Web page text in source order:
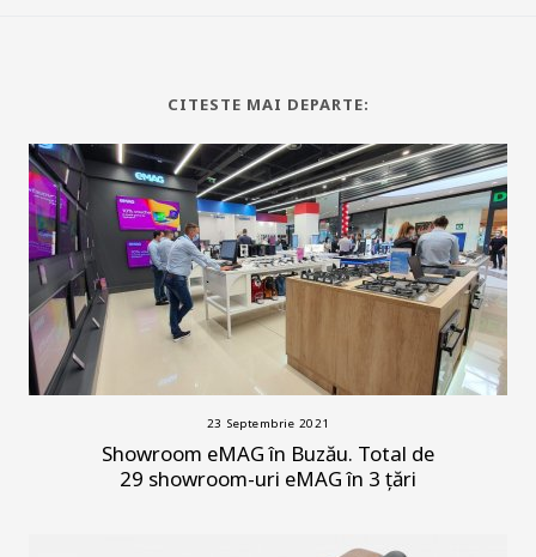
CITESTE MAI DEPARTE:
23 Septembrie 2021
Showroom eMAG în Buzău. Total de
29 showroom-uri eMAG în 3 țări